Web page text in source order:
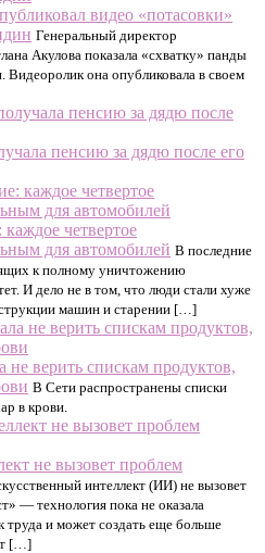
видео «потасовки»
Генеральный директор
Акулова показала «схватку» панды
она опубликовала в своем
пенсию за дядю после его
четвертое
для автомобилей В последние
к полному уничтожению
И дело не в том, что люди стали хуже
машин и старении […]
не верить спискам продуктов,
В Сети распространены списки
в крови.
не вызовет проблем
интеллект (ИИ) не вызовет
— технология пока не оказала
труда и может создать еще больше
[…]